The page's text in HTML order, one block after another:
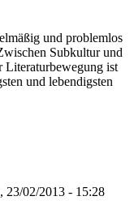
und problemlos
Subkultur und
Literaturbewegung ist
und lebendigsten
23/02/2013 - 15:28